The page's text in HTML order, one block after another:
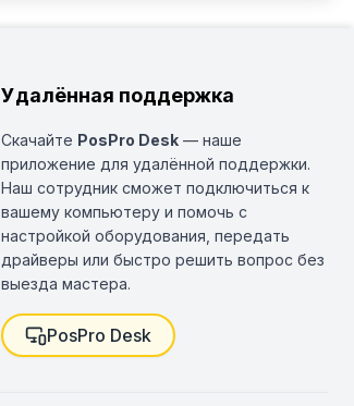
Удалённая поддержка
Скачайте PosPro Desk — наше
приложение для удалённой поддержки.
Наш сотрудник сможет подключиться к
вашему компьютеру и помочь с
настройкой оборудования, передать
драйверы или быстро решить вопрос без
выезда мастера.
PosPro Desk